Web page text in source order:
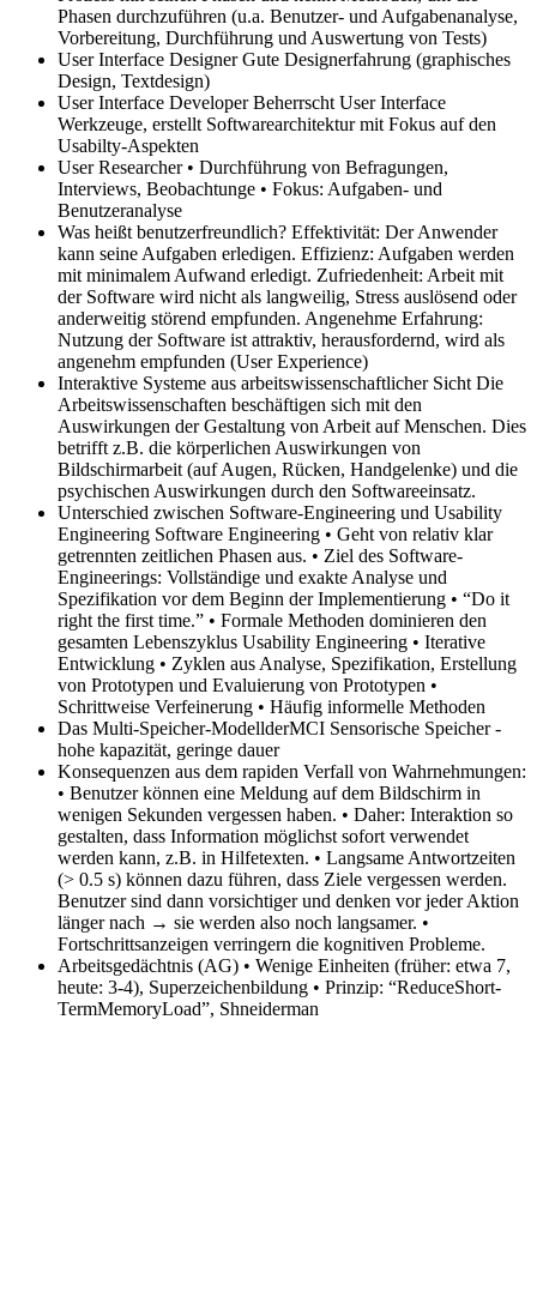
Phasen durchzuführen (u.a. Benutzer‐ und Aufgabenanalyse,
Vorbereitung, Durchführung und Auswertung von Tests)
User Interface DesignerGute Designerfahrung (graphisches
Design, Textdesign)
User Interface DeveloperBeherrscht User Interface
Werkzeuge, erstellt Softwarearchitektur mit Fokus auf den
Usabilty‐Aspekten
User Researcher • Durchführung von Befragungen,
Interviews, Beobachtunge • Fokus: Aufgaben‐ und
Benutzeranalyse
Was heißt benutzerfreundlich? Effektivität: Der Anwender
kann seine Aufgaben erledigen. Effizienz: Aufgaben werden
mit minimalem Aufwand erledigt. Zufriedenheit: Arbeit mit
der Software wird nicht als langweilig, Stress auslösend oder
anderweitig störend empfunden. Angenehme Erfahrung:
Nutzung der Software ist attraktiv, herausfordernd, wird als
angenehm empfunden (User Experience)
Interaktive Systeme aus arbeitswissenschaftlicher Sicht Die
Arbeitswissenschaften beschäftigen sich mit den
Auswirkungen der Gestaltung von Arbeit auf Menschen. Dies
betrifft z.B. die körperlichen Auswirkungen von
Bildschirmarbeit (auf Augen, Rücken, Handgelenke) und die
psychischen Auswirkungen durch den Softwareeinsatz.
Unterschied zwischen Software‐Engineering und Usability
Engineering Software Engineering • Geht von relativ klar
getrennten zeitlichen Phasen aus. • Ziel des Software‐
Engineerings: Vollständige und exakte Analyse und
Spezifikation vor dem Beginn der Implementierung • “Do it
right the first time.” • Formale Methoden dominieren den
gesamten Lebenszyklus Usability Engineering • Iterative
Entwicklung • Zyklen aus Analyse, Spezifikation, Erstellung
von Prototypen und Evaluierung von Prototypen •
Schrittweise Verfeinerung • Häufig informelle Methoden
Das Multi-Speicher-ModellderMCI Sensorische Speicher -
hohe kapazität, geringe dauer
Konsequenzen aus dem rapiden Verfall von Wahrnehmungen:
• Benutzer können eine Meldung auf dem Bildschirm in
wenigen Sekunden vergessen haben. • Daher: Interaktion so
gestalten, dass Information möglichst sofort verwendet
werden kann, z.B. in Hilfetexten. • Langsame Antwortzeiten
(> 0.5 s) können dazu führen, dass Ziele vergessen werden.
Benutzer sind dann vorsichtiger und denken vor jeder Aktion
länger nach → sie werden also noch langsamer. •
Fortschrittsanzeigen verringern die kognitiven Probleme.
Arbeitsgedächtnis (AG) • Wenige Einheiten (früher: etwa 7,
heute: 3-4), Superzeichenbildung • Prinzip: “ReduceShort-
TermMemoryLoad”, Shneiderman